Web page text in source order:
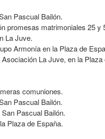
Pascual Bailón.
promesas matrimoniales 25 y
La Juve.
Armonía en la Plaza de
La Juve, en la Plaza
comuniones.
Pascual Bailón.
Pascual Bailón.
Plaza de España.